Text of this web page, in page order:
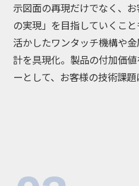
示図面の再現だけでなく、
の実現」を目指していくこ
活かしたワンタッチ機構や
計を具現化。製品の付加価
ーとして、お客様の技術課題